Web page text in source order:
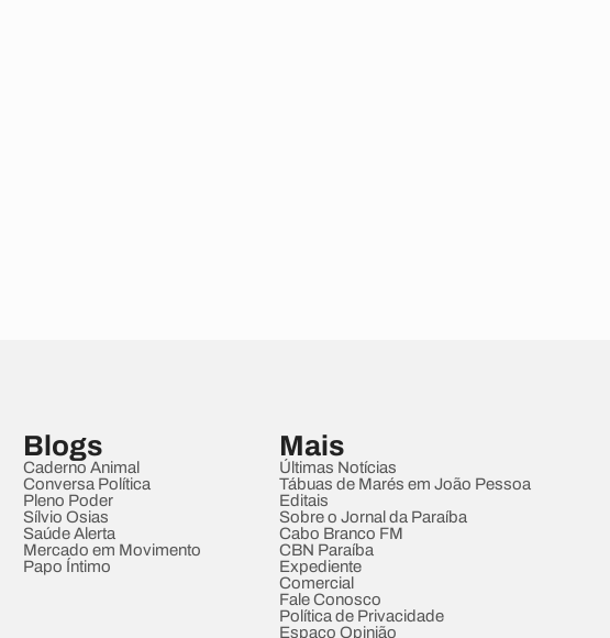
Blogs
Caderno Animal
Conversa Política
Pleno Poder
Sílvio Osias
Saúde Alerta
Mercado em Movimento
Papo Íntimo
Mais
Últimas Notícias
Tábuas de Marés em João Pessoa
Editais
Sobre o Jornal da Paraíba
Cabo Branco FM
CBN Paraíba
Expediente
Comercial
Fale Conosco
Política de Privacidade
Espaço Opinião